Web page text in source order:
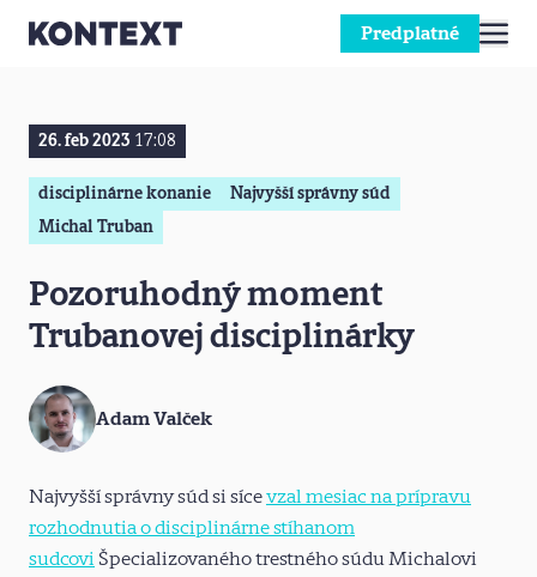
Predplatné
26. feb 2023 17:08
disciplinárne konanie
Najvyšší správny súd
Michal Truban
Pozoruhodný moment
Trubanovej disciplinárky
Adam Valček
Najvyšší správny súd si sícevzal mesiac na prípravu
rozhodnutia o disciplinárne stíhanom
sudcovi Špecializovaného trestného súdu Michalovi